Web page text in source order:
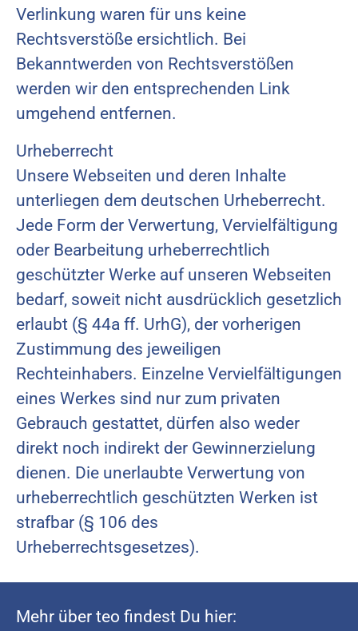
Verlinkung waren für uns keine
Rechtsverstöße ersichtlich. Bei
Bekanntwerden von Rechtsverstößen
werden wir den entsprechenden Link
umgehend entfernen.
Urheberrecht
Unsere Webseiten und deren Inhalte
unterliegen dem deutschen Urheberrecht.
Jede Form der Verwertung, Vervielfältigung
oder Bearbeitung urheberrechtlich
geschützter Werke auf unseren Webseiten
bedarf, soweit nicht ausdrücklich gesetzlich
erlaubt (§ 44a ff. UrhG), der vorherigen
Zustimmung des jeweiligen
Rechteinhabers. Einzelne Vervielfältigungen
eines Werkes sind nur zum privaten
Gebrauch gestattet, dürfen also weder
direkt noch indirekt der Gewinnerzielung
dienen. Die unerlaubte Verwertung von
urheberrechtlich geschützten Werken ist
strafbar (§ 106 des
Urheberrechtsgesetzes).
Mehr über teo findest Du hier: